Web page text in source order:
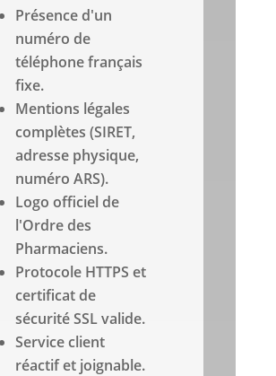
Présence d'un
numéro de
téléphone français
fixe.
Mentions légales
complètes (SIRET,
adresse physique,
numéro ARS).
Logo officiel de
l'Ordre des
Pharmaciens.
Protocole HTTPS et
certificat de
sécurité SSL valide.
Service client
réactif et joignable.